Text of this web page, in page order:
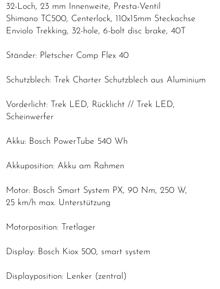
32-Loch, 23 mm Innenweite, Presta-Ventil
Shimano TC500, Centerlock, 110x15mm Steckachse
Enviolo Trekking, 32-hole, 6-bolt disc brake, 40T
Ständer: Pletscher Comp Flex 40
Schutzblech: Trek Charter Schutzblech aus Aluminium
Vorderlicht: Trek LED, Rücklicht // Trek LED,
Scheinwerfer
Akku: Bosch PowerTube 540 Wh
Akkuposition: Akku am Rahmen
Motor: Bosch Smart System PX, 90 Nm, 250 W,
25 km/h max. Unterstützung
Motorposition: Tretlager
Display: Bosch Kiox 500, smart system
Displayposition: Lenker (zentral)